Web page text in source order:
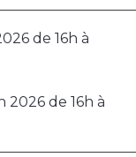
de 16h à
2026 de 16h à